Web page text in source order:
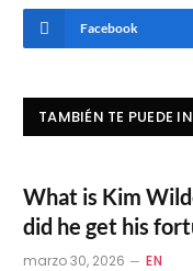
Facebook
TAMBIÉN TE PUEDE
What is Kim
did he get his
marzo 30, 2026 EN